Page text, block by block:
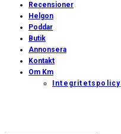
Recensioner
Helgon
Poddar
Butik
Annonsera
Kontakt
Om Km
Integritetspolicy